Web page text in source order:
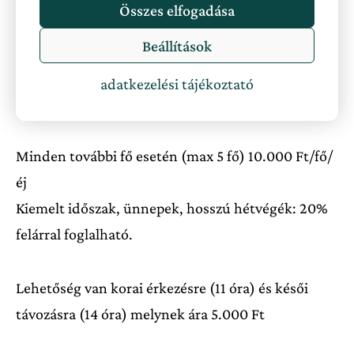
Összes elfogadása
Beállítások
adatkezelési tájékoztató
2 fő esetén 25.000 Ft /ház/éj
Gyermekek számára 50% kedvezményt
Minden további fő esetén (max 5 fő) 10.000 Ft/fő/
éj
Kiemelt időszak, ünnepek, hosszú hétvégék: 20%
felárral foglalható.
Lehetőség van korai érkezésre (11 óra) és késői
távozásra (14 óra) melynek ára 5.000 Ft